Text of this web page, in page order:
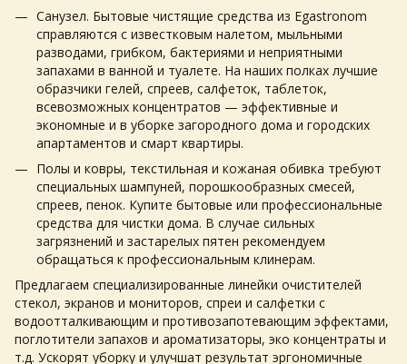
Санузел. Бытовые чистящие средства из Egastronom
справляются с известковым налетом, мыльными
разводами, грибком, бактериями и неприятными
запахами в ванной и туалете. На наших полках лучшие
образчики гелей, спреев, салфеток, таблеток,
всевозможных концентратов — эффективные и
экономные и в уборке загородного дома и городских
апартаментов и смарт квартиры.
Полы и ковры, текстильная и кожаная обивка требуют
специальных шампуней, порошкообразных смесей,
спреев, пенок. Купите бытовые или профессиональные
средства для чистки дома. В случае сильных
загрязнений и застарелых пятен рекомендуем
обращаться к профессиональным клинерам.
Предлагаем специализированные линейки очистителей
стекол, экранов и мониторов, спреи и салфетки с
водоотталкивающим и противозапотевающим эффектами,
поглотители запахов и ароматизаторы, эко концентраты и
т.д. Ускорят уборку и улучшат результат эргономичные